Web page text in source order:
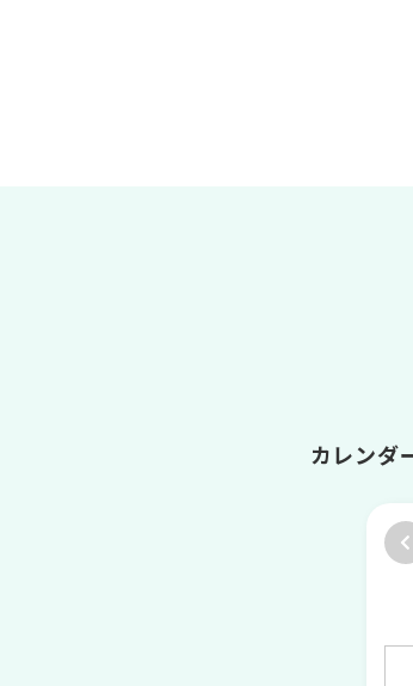
カレンダ